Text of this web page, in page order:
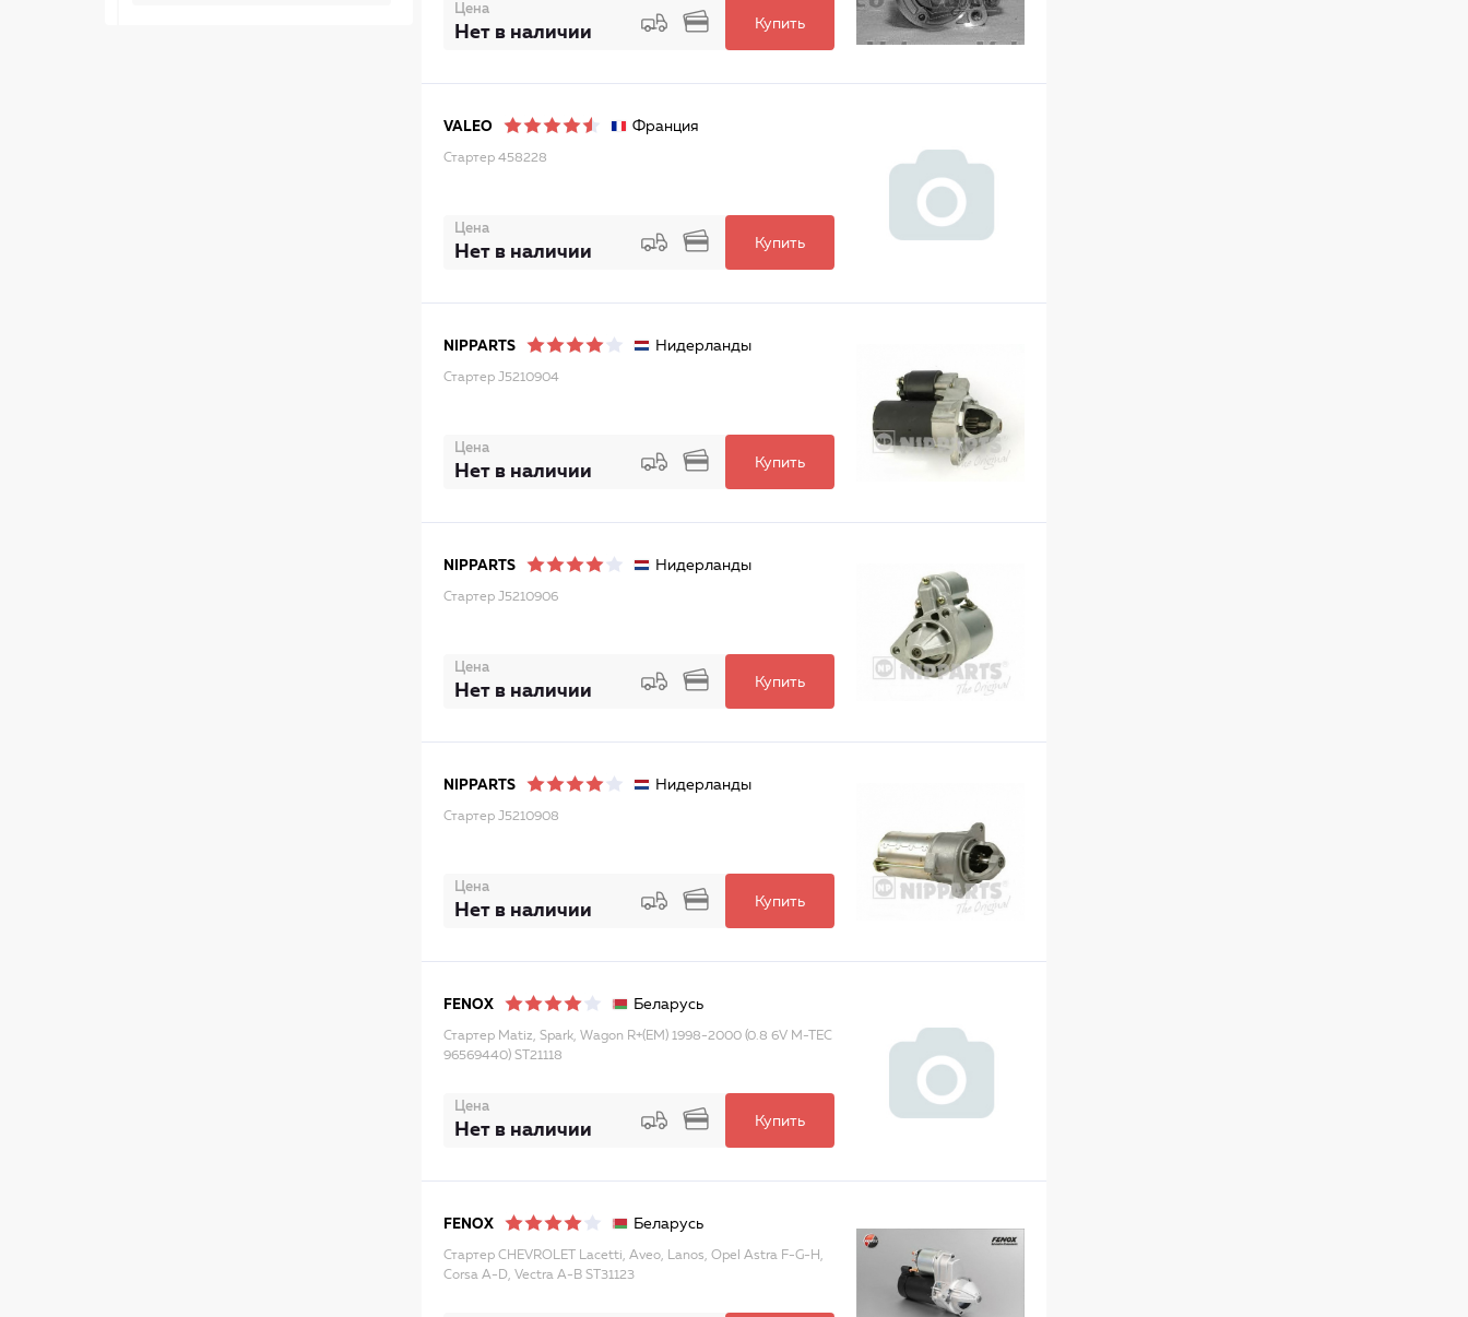
Цена
Нет в наличии Купить
VALEO Франция
Стартер 458228
Цена
Нет в наличии Купить
NIPPARTS Нидерланды
Стартер J5210904
Цена
Нет в наличии Купить
NIPPARTS Нидерланды
Стартер J5210906
Цена
Нет в наличии Купить
NIPPARTS Нидерланды
Стартер J5210908
Цена
Нет в наличии Купить
FENOX Беларусь
Стартер Matiz, Spark, Wagon R+(EM) 1998-2000 (0.8 6V M-TEC
96569440) ST21118
Цена
Нет в наличии Купить
FENOX Беларусь
Стартер CHEVROLET Lacetti, Aveo, Lanos, Opel Astra F-G-H,
Corsa A-D, Vectra A-B ST31123